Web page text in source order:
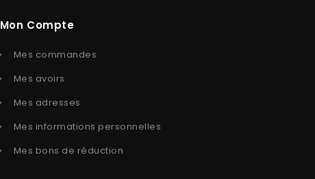
Mon Compte
Mes commandes
Mes avoirs
Mes adresses
Mes informations personnelles
Mes bons de réduction